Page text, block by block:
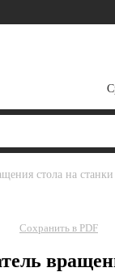
стола на
Сохранить в PDF